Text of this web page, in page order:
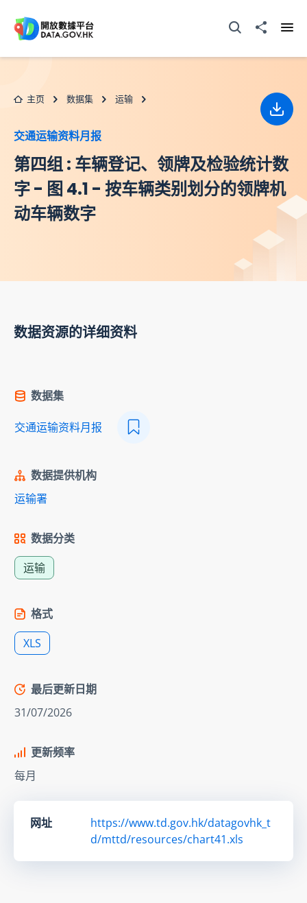
打开搜寻器分享至
主页 数据集 运输
交通运输资料月报
第四组 : 车辆登记、领牌及检验统计数
字 - 图 4.1 - 按车辆类别划分的领牌机
动车辆数字
下载
数据资源的详细资料
数据集
交通运输资料月报
数据提供机构
运输署
数据分类
运输
格式
XLS
最后更新日期
31/07/2026
更新频率
每月
网址
https://www.td.gov.hk/datagovhk_t
d/mttd/resources/chart41.xls